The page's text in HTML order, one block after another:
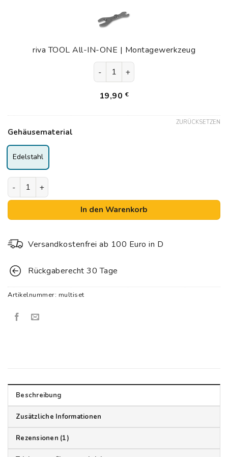
All-
IN-
|
Montagewerkzeug
riva TOOL All-IN-ONE | Montagewerkzeug
riva TOOL All-IN-ONE |
19,90 €
Gehäusematerial
Edelstahl
ZURÜCKSETZEN
riva Trinkwasserfilter MULTI | Filterset |
In den Warenkorb
Versandkostenfrei ab 100 Euro in D
Rückgaberecht 30 Tage
Artikelnummer: multiset
Beschreibung
Zusätzliche Informationen
Rezensionen (1)